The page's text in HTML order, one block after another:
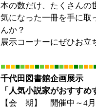
本の数だけ、たくさんの
気になった一冊を手に取
んか？
展示コーナーにぜひお立
■■■■■■■■■■■■■■■■■■■
千代田図書館企画展示
「人気小説家がおすすめ
【会 期】 開催中～4月